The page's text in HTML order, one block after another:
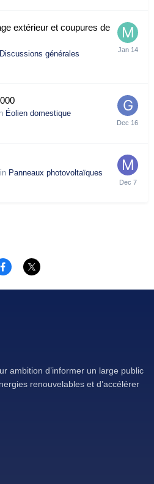
extérieur et coupures de
Discussions générales
Éolien domestique
in Panneaux photovoltaïques
ambition d’informer un large public
renouvelables et d’accélérer